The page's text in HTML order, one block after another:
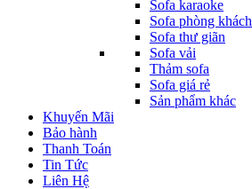
Sofa karaoke
Sofa phòng khách
Sofa thư giãn
Sofa vải
Thảm sofa
Sofa giá rẻ
Sản phẩm khác
Khuyến Mãi
Bảo hành
Thanh Toán
Tin Tức
Liên Hệ